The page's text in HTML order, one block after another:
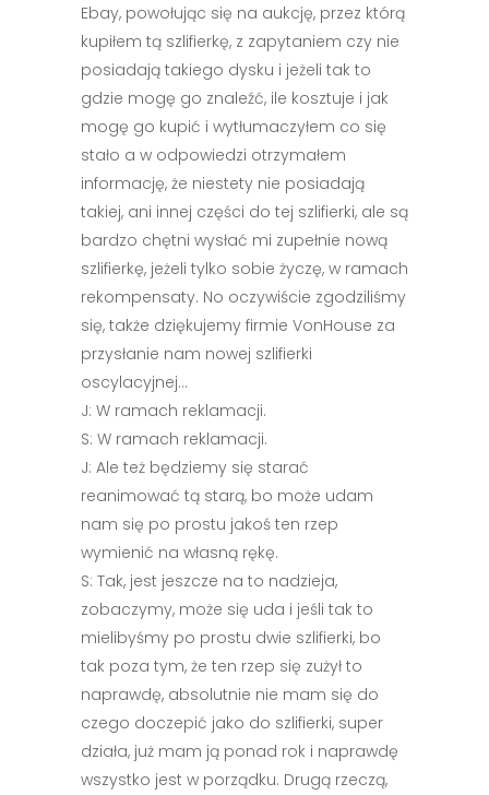
Ebay, powołując się na aukcję, przez którą
kupiłem tą szlifierkę, z zapytaniem czy nie
posiadają takiego dysku i jeżeli tak to
gdzie mogę go znaleźć, ile kosztuje i jak
mogę go kupić i wytłumaczyłem co się
stało a w odpowiedzi otrzymałem
informację, że niestety nie posiadają
takiej, ani innej części do tej szlifierki, ale są
bardzo chętni wysłać mi zupełnie nową
szlifierkę, jeżeli tylko sobie życzę, w ramach
rekompensaty. No oczywiście zgodziliśmy
się, także dziękujemy firmie VonHouse za
przysłanie nam nowej szlifierki
oscylacyjnej…
J: W ramach reklamacji.
S: W ramach reklamacji.
J: Ale też będziemy się starać
reanimować tą starą, bo może udam
nam się po prostu jakoś ten rzep
wymienić na własną rękę.
S: Tak, jest jeszcze na to nadzieja,
zobaczymy, może się uda i jeśli tak to
mielibyśmy po prostu dwie szlifierki, bo
tak poza tym, że ten rzep się zużył to
naprawdę, absolutnie nie mam się do
czego doczepić jako do szlifierki, super
działa, już mam ją ponad rok i naprawdę
wszystko jest w porządku. Drugą rzeczą,